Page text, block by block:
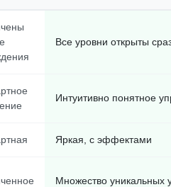
Все уровни открыты
Интуитивно понятное
Яркая, с эффектами
Множество уникальных